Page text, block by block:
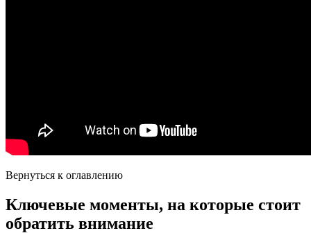
Вернуться к оглавлению
Ключевые моменты, на которые стоит
обратить внимание